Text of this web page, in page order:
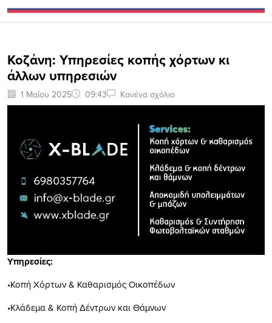
Κοζάνη: Υπηρεσίες κοπής χόρτων κι
άλλων υπηρεσιών
1 Μαΐου 2025 09:43 Κανένα σχόλιο
Υπηρεσίες:
•Κοπή Χόρτων & Καθαρισμός Οικοπέδων
•Κλάδεμα & Κοπή Δέντρων και Θάμνων